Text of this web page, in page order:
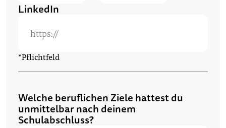
LinkedIn
*Pflichtfeld
Welche beruflichen Ziele hattest du
unmittelbar nach deinem
Schulabschluss?